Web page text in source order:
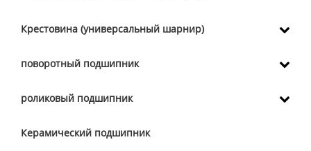
Крестовина (универсальный шарнир)
поворотный подшипник
роликовый подшипник
Керамический подшипник